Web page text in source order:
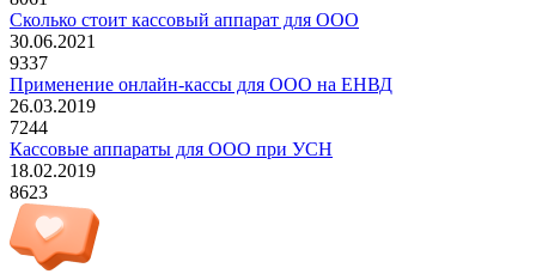
Сколько стоит кассовый аппарат для ООО
30.06.2021
9337
Применение онлайн-кассы для ООО на ЕНВД
26.03.2019
7244
Кассовые аппараты для ООО при УСН
18.02.2019
8623